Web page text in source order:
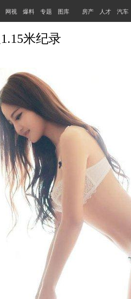
网视 爆料 专题 图库 房产 人才 汽车
米纪录